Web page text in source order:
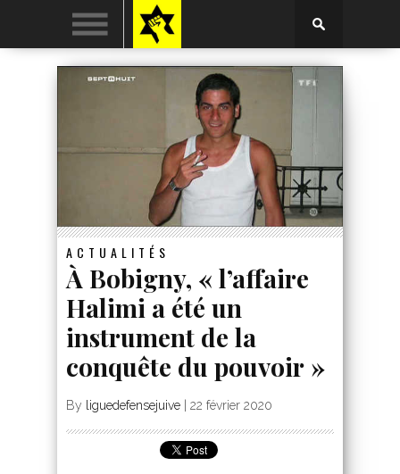
ACTUALITÉS
À Bobigny, « l’affaire
Halimi a été un
instrument de la
conquête du pouvoir »
By liguedefensejuive 22 février 2020